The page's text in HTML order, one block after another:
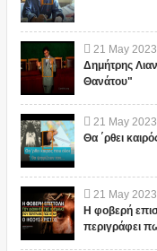
21 May 2023
Δημήτρης
Θανάτου"
21 May 2023
Θα ΄ρθει
21 May 2023
Η φοβερή
περιγράφει